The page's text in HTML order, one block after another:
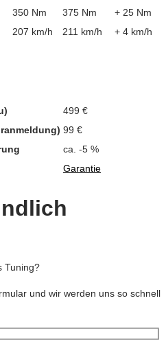
350 Nm 375 Nm
+ 25 Nm
207 km/h 211 km/h + 4 km/h
499 €
99 €
ca. -5 %
Garantie
Tuning?
und wir werden uns so schnell